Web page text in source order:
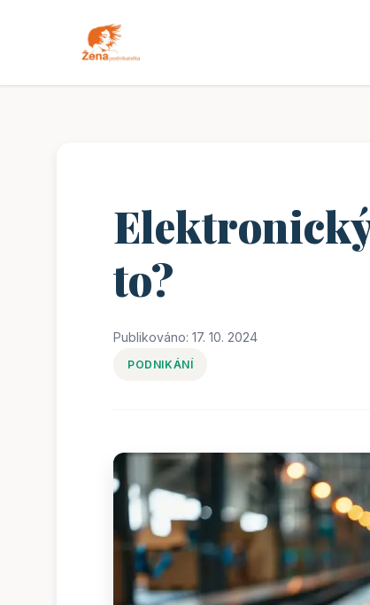
to?
Publikováno: 17. 10. 2024
PODNIKÁNÍ